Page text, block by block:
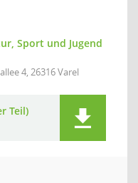
Sport und Jugend
4, 26316 Varel
Teil)